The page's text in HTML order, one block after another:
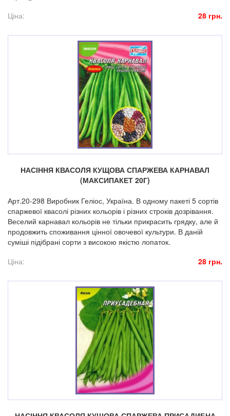
Ціна:
28 грн.
НАСІННЯ КВАСОЛЯ КУЩОВА СПАРЖЕВА КАРНАВАЛ
(МАКСИПАКЕТ 20Г)
Арт.20-298 Виробник Геліос, Україна. В одному пакеті 5 сортів
спаржевої квасолі різних кольорів і різних строків дозрівання.
Веселий карнавал кольорів не тільки прикрасить грядку, але й
продовжить споживання цінної овочевої культури. В даній
суміші підібрані сорти з високою якістю лопаток.
Ціна:
28 грн.